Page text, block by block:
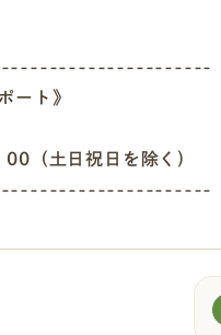
ート》
（土日祝日を除く)